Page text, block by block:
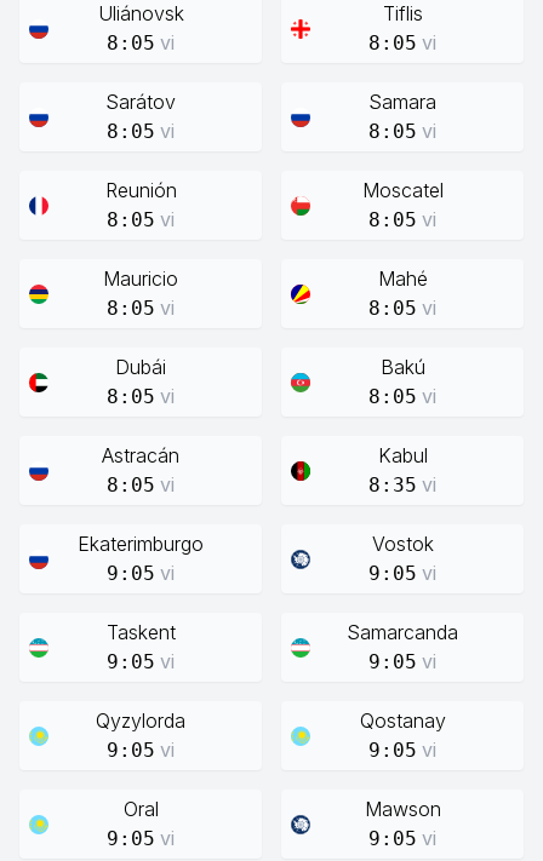
Uliánovsk
8:05 vi
Tiflis
8:05 vi
Sarátov
8:05 vi
Samara
8:05 vi
Reunión
8:05 vi
Moscatel
8:05 vi
Mauricio
8:05 vi
Mahé
8:05 vi
Dubái
8:05 vi
Bakú
8:05 vi
Astracán
8:05 vi
Kabul
8:35 vi
Ekaterimburgo
9:05 vi
Vostok
9:05 vi
Taskent
9:05 vi
Samarcanda
9:05 vi
Qyzylorda
9:05 vi
Qostanay
9:05 vi
Oral
9:05 vi
Mawson
9:05 vi